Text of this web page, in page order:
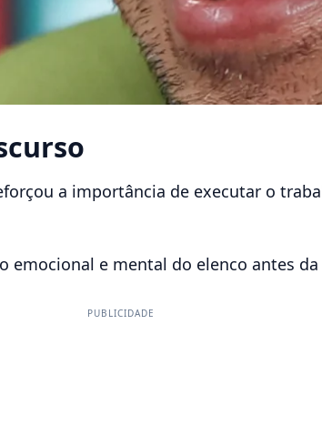
a importância de executar o
emocional e mental do elenco antes
PUBLICIDADE